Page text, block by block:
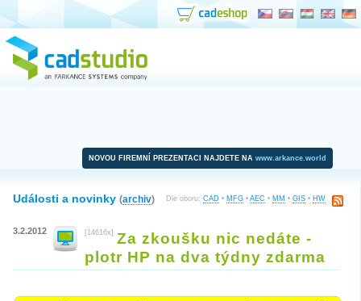
NOVOU FIREMNÍ PREZENTACI NAJDETE NA www.arkance.world
Dle oboru: CAD • MFG • AEC • MM • GIS • HW
Události a novinky (archiv)
3.2.2012 [14616x] Za zkoušku nic nedáte -
plotr HP na dva týdny zdarma